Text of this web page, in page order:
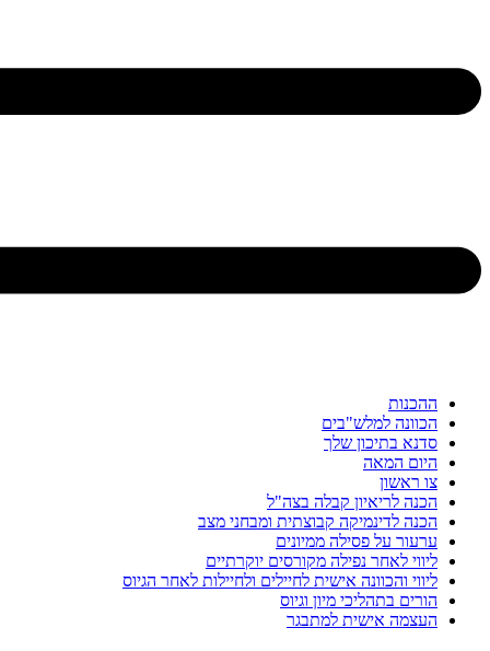
למלש"בים
בתיכון שלך
המאה
לריאיון קבלה בצה"ל
לדינמיקה קבוצתית ומבחני מצב
על פסילה ממיונים
לאחר נפילה מקורסים יוקרתיים
והכוונה אישית לחיילים ולחיילות לאחר הגיוס
בתהליכי מיון וגיוס
אישית למתבגר